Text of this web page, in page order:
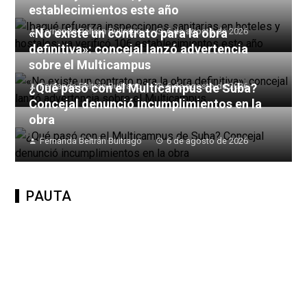
establecimientos este año
Fernanda Beltrán Buitrago 6 de agosto de 2026
«No existe un contrato para la obra
definitiva»: concejal lanzó advertencia
sobre el Multicampus
Fernanda Beltrán Buitrago 6 de agosto de 2026
¿Qué pasó con el Multicampus de Suba?
Concejal denunció incumplimientos en la
obra
Fernanda Beltrán Buitrago 6 de agosto de 2026
PAUTA